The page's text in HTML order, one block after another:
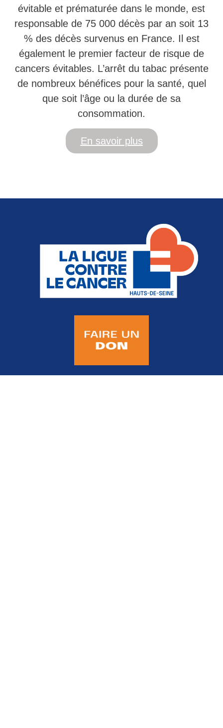
évitable et prématurée dans le monde, est
responsable de 75 000 décès par an soit 13
% des décès survenus en France. Il est
également le premier facteur de risque de
cancers évitables. L’arrêt du tabac présente
de nombreux bénéfices pour la santé, quel
que soit l’âge ou la durée de sa
consommation.
En savoir plus